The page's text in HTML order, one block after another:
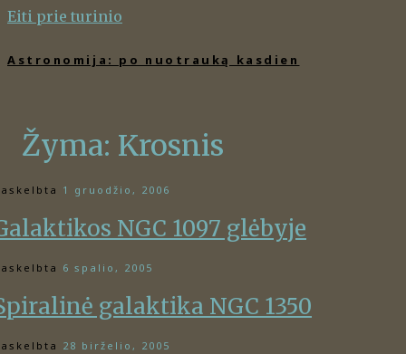
Eiti prie turinio
Astronomija: po nuotrauką kasdien
Žyma: Krosnis
1 gruodžio, 2006
NGC 1097 glėbyje
6 spalio, 2005
galaktika NGC 1350
28 birželio, 2005